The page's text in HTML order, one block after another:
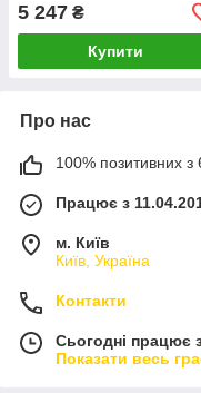
5 247 ₴
Купити
Про нас
100% позитивних з 6
Працює з
м. Київ
Київ, Україна
Контакти
Сьогодні працює
Показати весь